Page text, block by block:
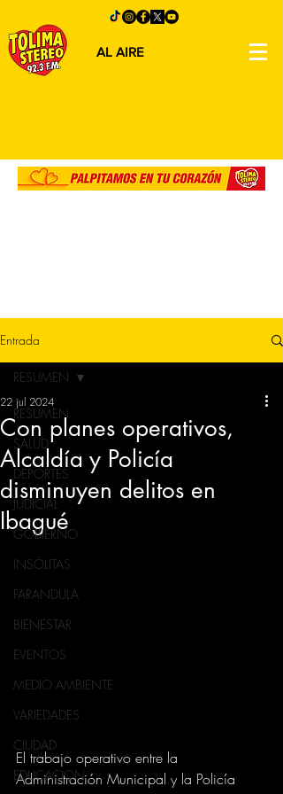
AL AIRE
Entrada
RESUMEN
SALUD
DEPORTES
JUDICIAL
GOBIERNO
INSÓLITAS
FARANDULA
BIENESTAR
EVENTOS
MEDIO AMBIENTE
VARIEDADES
CIUDAD
EDUCACION
RESUMEN
Con planes operativos,
Alcaldía y Policía
disminuyen delitos en
Ibagué
22 jul 2024
El trabajo operativo entre la
Administración Municipal y la Policía